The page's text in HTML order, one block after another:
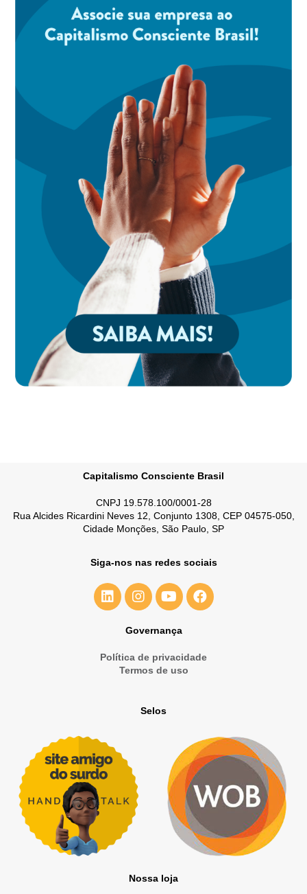
Capitalismo Consciente Brasil
CNPJ 19.578.100/0001-28
Rua Alcides Ricardini Neves 12, Conjunto 1308, CEP 04575-050,
Cidade Monções, São Paulo, SP
Siga-nos nas redes sociais
Governança
Política de privacidade
Termos de uso
Selos
Nossa loja